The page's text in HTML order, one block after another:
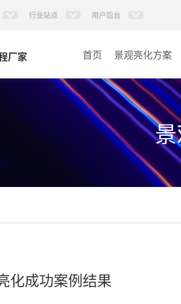
行业站点 用户后台
厂家 首页 景观亮化方案
化成功案例结果